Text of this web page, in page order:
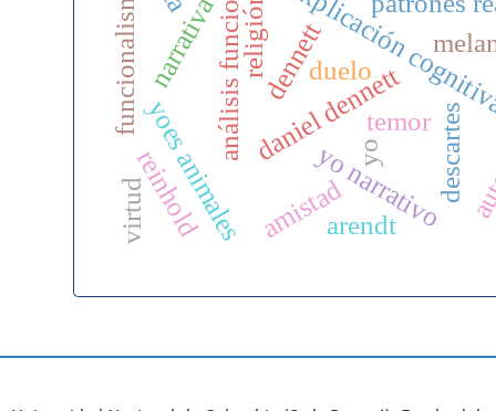
dennett
explicación
análisis funcionaldaniel dennett
yo
narrativa
yoes animales yo narrativo
funcionalismo
descartes
amistad
duelo
temor
reinhold arendt
virtud
religión